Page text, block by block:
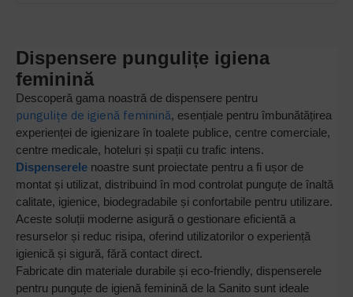
Dispensere pungulițe igiena
feminină
Descoperă gama noastră de dispensere pentru
pungulițe de igienă feminină, esențiale pentru îmbunătățirea
experienței de igienizare în toalete publice, centre comerciale,
centre medicale, hoteluri și spații cu trafic intens.
Dispenserele noastre sunt proiectate pentru a fi ușor de
montat și utilizat, distribuind în mod controlat punguțe de înaltă
calitate, igienice, biodegradabile și confortabile pentru utilizare.
Aceste soluții moderne asigură o gestionare eficientă a
resurselor și reduc risipa, oferind utilizatorilor o experiență
igienică și sigură, fără contact direct.
Fabricate din materiale durabile și eco-friendly, dispenserele
pentru punguțe de igienă feminină de la Sanito sunt ideale